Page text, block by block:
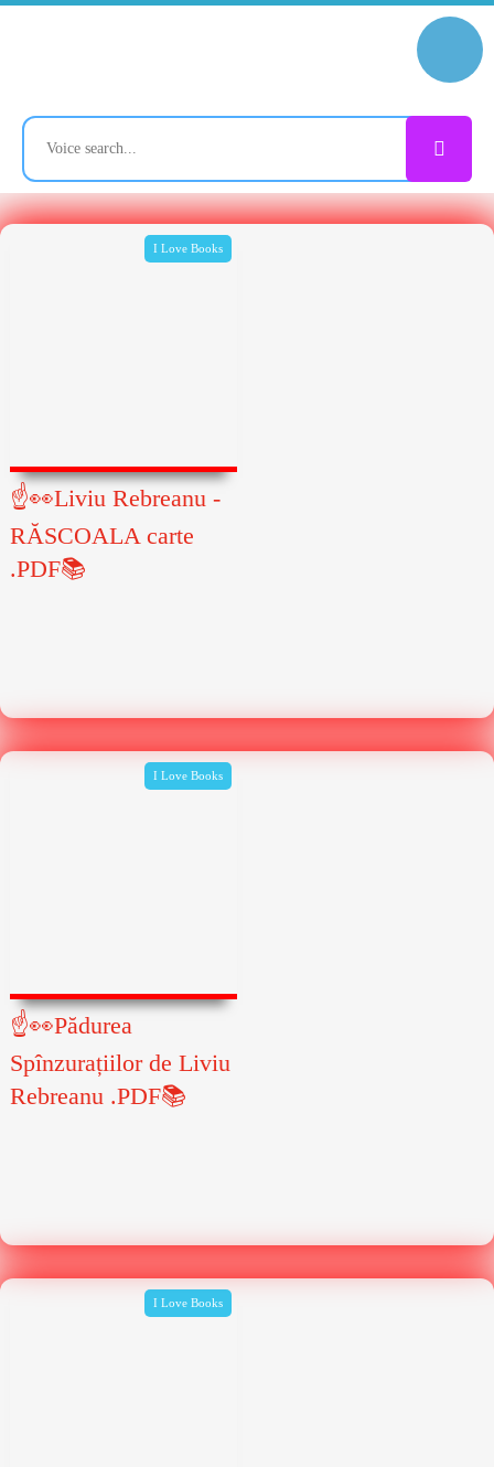
I Love Books
☝👀Liviu Rebreanu -
RĂSCOALA carte
.PDF📚
I Love Books
☝👀Pădurea
Spînzurațiilor de Liviu
Rebreanu .PDF📚
I Love Books